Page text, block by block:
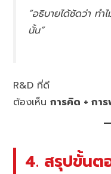
“อธิบายได้ชัดว่า ทำ
นั้น”
R&D ที่ดี
ต้องเห็นการคิด + กา
4. สรุปขั้นต